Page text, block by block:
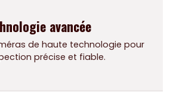
avancée
de haute technologie pour
précise et fiable.